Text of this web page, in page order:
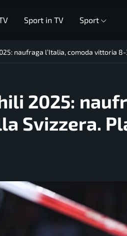
Sport in TV Sport
naufraga l’Italia, comoda vittoria
2025:
Svizzera.